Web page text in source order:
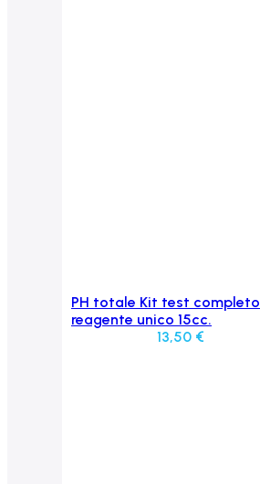
Aggiungi al carrello
PH totale Kit test completo
reagente unico 15cc.
13,50 €